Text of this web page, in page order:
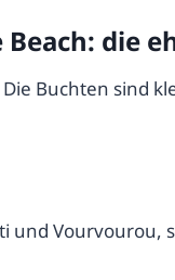
die
Buchten sind
und Vourvourou,